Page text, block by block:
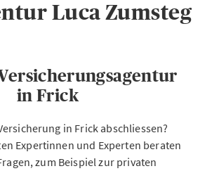
Luca Zumsteg
in Frick
in Frick abschliessen?
Expertinnen und Experten beraten
zum Beispiel zur privaten